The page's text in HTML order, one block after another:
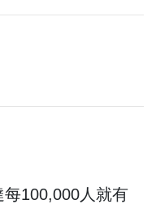
100,000人就有